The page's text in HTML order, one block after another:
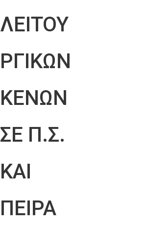
ΛΕΙΤΟΥ
ΡΓΙΚΩΝ
ΚΕΝΩΝ
ΣΕ Π.Σ.
ΚΑΙ
ΠΕΙΡΑ